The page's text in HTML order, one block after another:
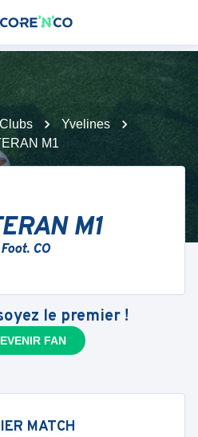
Clubs
Yvelines
M1
M1
CO
le premier !
FAN
MATCH